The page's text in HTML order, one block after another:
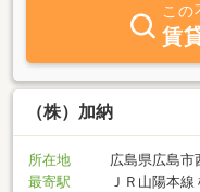
この
賃
（株）加納
所在地
広島県広島市
最寄駅
ＪＲ山陽本線